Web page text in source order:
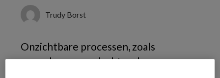
Trudy Borst
Onzichtbare processen, zoals
gevoelens en gedachten, kunnen